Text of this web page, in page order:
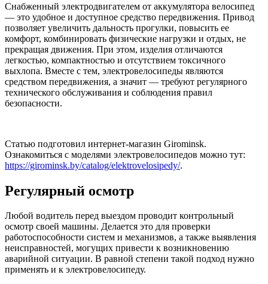
Снабженный электродвигателем от аккумулятора велосипед
— это удобное и доступное средство передвижения. Привод
позволяет увеличить дальность прогулки, повысить ее
комфорт, комбинировать физические нагрузки и отдых, не
прекращая движения. При этом, изделия отличаются
легкостью, компактностью и отсутствием токсичного
выхлопа. Вместе с тем, электровелосипеды являются
средством передвижения, а значит — требуют регулярного
технического обслуживания и соблюдения правил
безопасности.
Статью подготовил интернет-магазин Girominsk.
Ознакомиться с моделями электровелосипедов можно тут:
https://girominsk.by/catalog/elektrovelosipedy/.
Регулярный осмотр
Любой водитель перед выездом проводит контрольный
осмотр своей машины. Делается это для проверки
работоспособности систем и механизмов, а также выявления
неисправностей, могущих привести к возникновению
аварийной ситуации. В равной степени такой подход нужно
применять и к электровелосипеду.